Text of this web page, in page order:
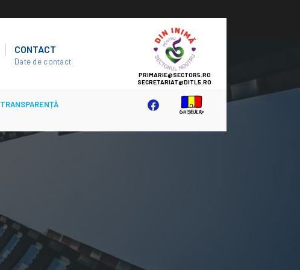
CONTACT
Date de contact
SECTOR
5
TRANSPARENȚĂ